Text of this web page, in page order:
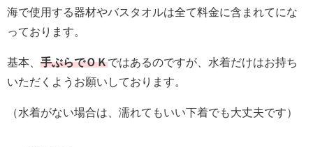
海で使用する器材やバスタオルは全て料金に含まれてにな
っております。
基本、 手ぶらでＯＫではあるのですが、水着だけはお持ち
いただくようお願いしております。
（水着がない場合は、濡れてもいい下着でも大丈夫です）